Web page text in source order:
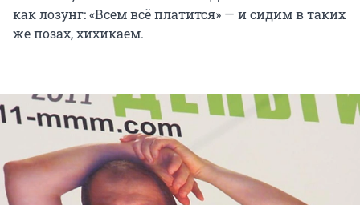
как лозунг: «Всем всё платится» — и сидим в таких
же позах, хихикаем.